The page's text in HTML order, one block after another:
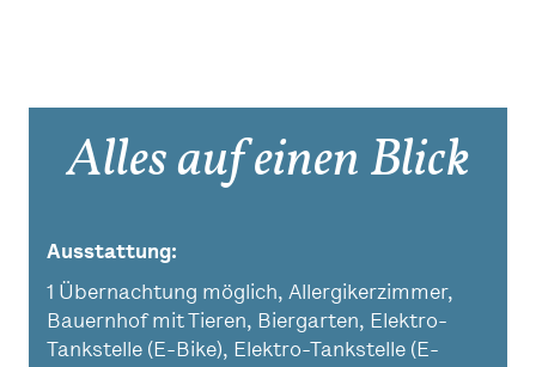
Alles auf einen Blick
Ausstattung
1 Übernachtung möglich, Allergikerzimmer,
Bauernhof mit Tieren, Biergarten, Elektro-
Tankstelle (E-Bike), Elektro-Tankstelle (E-